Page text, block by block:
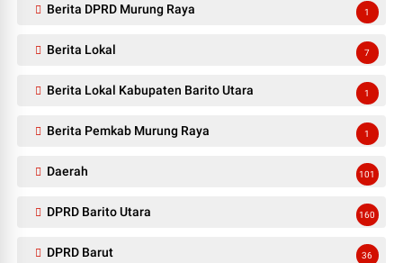
Berita DPRD Murung Raya 1
Berita Lokal 7
Berita Lokal Kabupaten Barito Utara 1
Berita Pemkab Murung Raya 1
Daerah 101
DPRD Barito Utara 160
DPRD Barut 36